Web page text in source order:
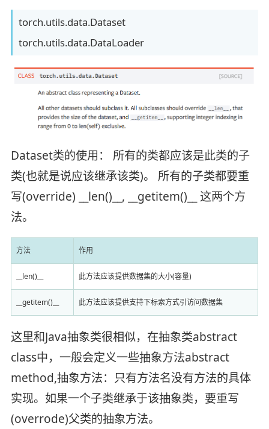
torch.utils.data.Dataset
torch.utils.data.DataLoader
Dataset类的使用： 所有的类都应该是此类的子
类(也就是说应该继承该类)。 所有的子类都要重
写(override) __len()__, __getitem()__ 这两个方
法。
方法 作用
__len()__ 此方法应该提供数据集的大小(容量)
__getitem()__ 此方法应该提供支持下标索方式引访问数据集
这里和Java抽象类很相似，在抽象类abstract
class中，一般会定义一些抽象方法abstract
method,抽象方法：只有方法名没有方法的具体
实现。如果一个子类继承于该抽象类，要重写
(overrode)父类的抽象方法。